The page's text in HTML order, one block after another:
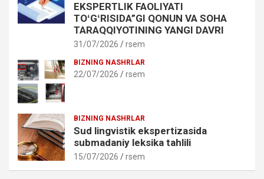
EKSPERTLIK FAOLIYATI
TOʻGʻRISIDA”GI QONUN VA SOHA
TARAQQIYOTINING YANGI DAVRI
31/07/2026 rsem
BIZNING NASHRLAR
22/07/2026 rsem
BIZNING NASHRLAR
Sud lingvistik ekspertizasida
submadaniy leksika tahlili
15/07/2026 rsem